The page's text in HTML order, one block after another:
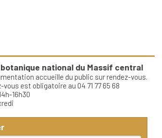
national du Massif central
accueille du public sur rendez-vous.
est obligatoire au 04 71 77 65 68
16h30